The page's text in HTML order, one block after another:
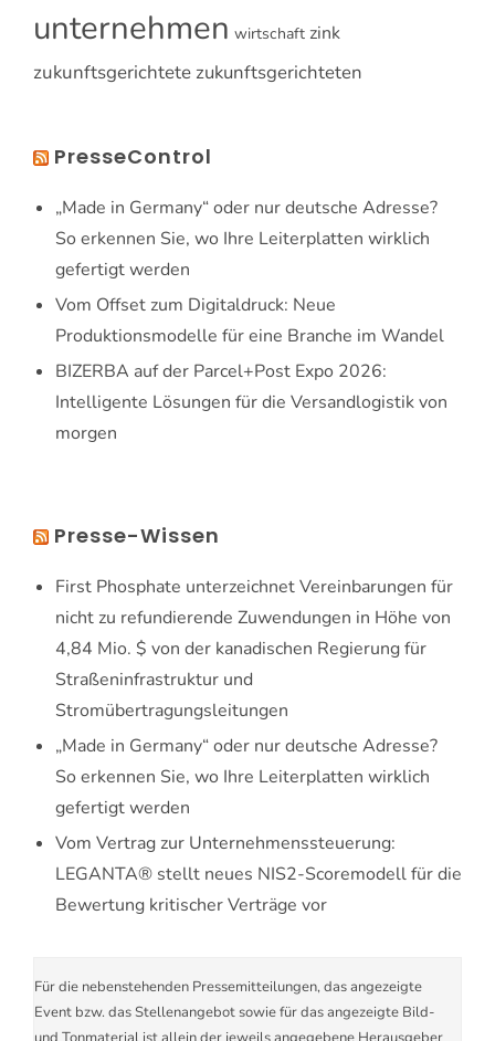
unternehmen wirtschaft zink
zukunftsgerichtete zukunftsgerichteten
PresseControl
„Made in Germany“ oder nur deutsche Adresse?
So erkennen Sie, wo Ihre Leiterplatten wirklich
gefertigt werden
Vom Offset zum Digitaldruck: Neue
Produktionsmodelle für eine Branche im Wandel
BIZERBA auf der Parcel+Post Expo 2026:
Intelligente Lösungen für die Versandlogistik von
morgen
Presse-Wissen
First Phosphate unterzeichnet Vereinbarungen für
nicht zu refundierende Zuwendungen in Höhe von
4,84 Mio. $ von der kanadischen Regierung für
Straßeninfrastruktur und
Stromübertragungsleitungen
„Made in Germany“ oder nur deutsche Adresse?
So erkennen Sie, wo Ihre Leiterplatten wirklich
gefertigt werden
Vom Vertrag zur Unternehmenssteuerung:
LEGANTA® stellt neues NIS2-Scoremodell für die
Bewertung kritischer Verträge vor
Für die nebenstehenden Pressemitteilungen, das angezeigte
Event bzw. das Stellenangebot sowie für das angezeigte Bild-